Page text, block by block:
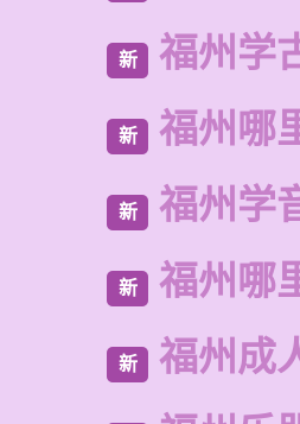
新 福州学
新 福州哪
新 福州学
新 福州哪
新 福州成